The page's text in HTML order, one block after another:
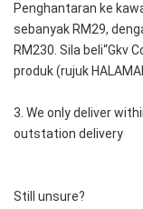
Penghantaran ke
sebanyak RM29,
RM230. Sila beli“Gkv
produk (rujuk
3. We only deliver
outstation delivery
Still unsure?